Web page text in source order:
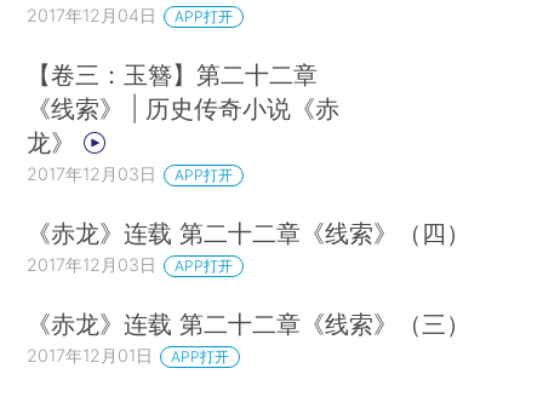
2017年12月04日 APP打开
【卷三：玉簪】第二十二章
《线索》 | 历史传奇小说《赤
龙》
2017年12月03日 APP打开
《赤龙》连载 第二十二章《线索》（四）
2017年12月03日 APP打开
《赤龙》连载 第二十二章《线索》（三）
2017年12月01日 APP打开